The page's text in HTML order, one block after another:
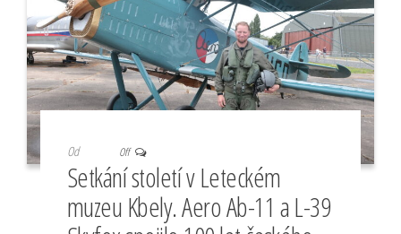
Od Off
Setkání století v Leteckém
muzeu Kbely. Aero Ab-11 a L-39